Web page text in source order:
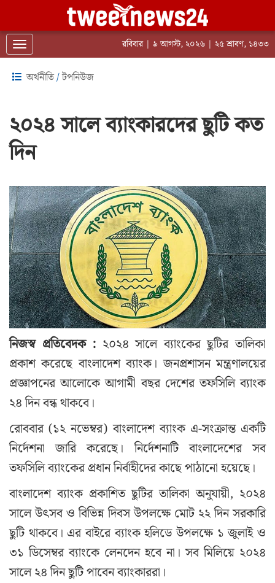
Toggle navigation রবিবার | ৯ আগস্ট, ২০২৬ | ২৫ শ্রাবণ, ১৪৩৩
অর্থনীতি/টপনিউজ
২০২৪ সালে ব্যাংকারদের ছুটি কত
দিন
নিজস্ব প্রতিবেদক : ২০২৪ সালে ব্যাংকের ছুটির তালিকা
প্রকাশ করেছে বাংলাদেশ ব্যাংক। জনপ্রশাসন মন্ত্রণালয়ের
প্রজ্ঞাপনের আলোকে আগামী বছর দেশের তফসিলি ব্যাংক
২৪ দিন বন্ধ থাকবে।
রোববার (১২ নভেম্বর) বাংলাদেশ ব্যাংক এ-সংক্রান্ত একটি
নির্দেশনা জারি করেছে। নির্দেশনাটি বাংলাদেশের সব
তফসিলি ব্যাংকের প্রধান নির্বাহীদের কাছে পাঠানো হয়েছে।
বাংলাদেশ ব্যাংক প্রকাশিত ছুটির তালিকা অনুযায়ী, ২০২৪
সালে উৎসব ও বিভিন্ন দিবস উপলক্ষে মোট ২২ দিন সরকারি
ছুটি থাকবে। এর বাইরে ব্যাংক হলিডে উপলক্ষে ১ জুলাই ও
৩১ ডিসেম্বর ব্যাংকে লেনদেন হবে না। সব মিলিয়ে ২০২৪
সালে ২৪ দিন ছুটি পাবেন ব্যাংকাররা।